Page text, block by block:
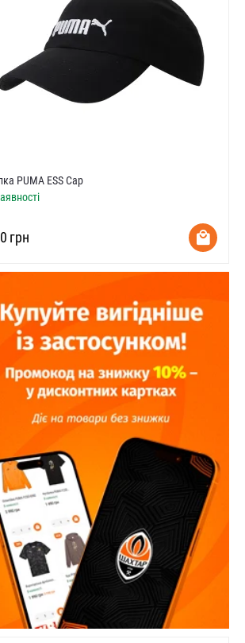
PUMA ESS Cap
грн